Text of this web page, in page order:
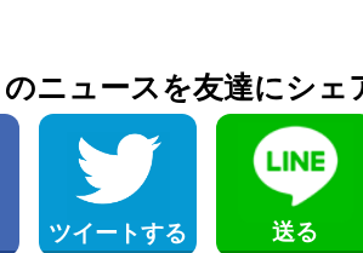
のニュースを友達にシェ
ツイートする 送る